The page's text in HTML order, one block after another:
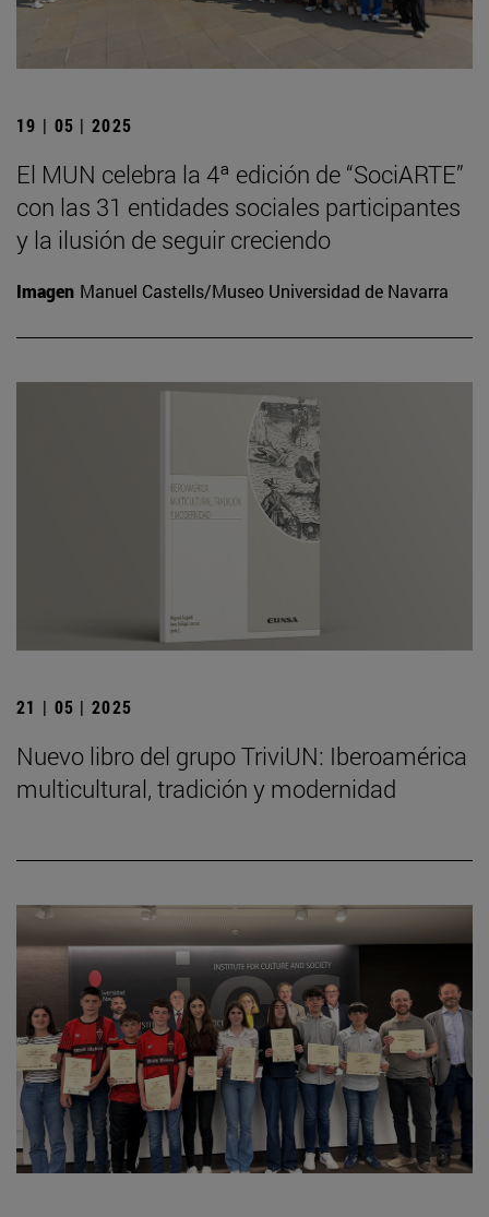
19 | 05 | 2025
El MUN celebra la 4ª edición de “SociARTE”
con las 31 entidades sociales participantes
y la ilusión de seguir creciendo
Imagen Manuel Castells/Museo Universidad de Navarra
21 | 05 | 2025
Nuevo libro del grupo TriviUN: Iberoamérica
multicultural, tradición y modernidad